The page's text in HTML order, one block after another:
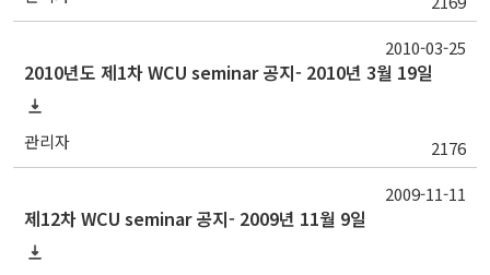
2010년도 제1차 WCU seminar 공지- 2010년 3월 19일
관리자 2176
2010-03-25
제12차 WCU seminar 공지- 2009년 11월 9일
2009-11-11